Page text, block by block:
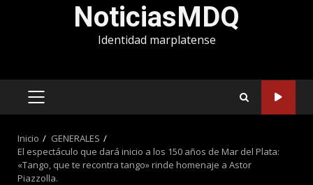
NoticiasMDQ
Identidad marplatense
MENÚ
Inicio
GENERALES
El espectáculo que dará inicio a los 150 años de Mar del Plata:
«Tango, que te recontra tango» rinde homenaje a Astor
Piazzolla.